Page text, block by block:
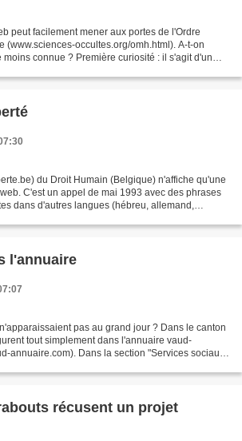
peut facilement mener aux portes de l'Ordre
(www.sciences-occultes.org/omh.html). A-t-on
connue ? Première curiosité : il s'agit d'un
du Droit Humain (Belgique) n'affiche qu'une
C'est un appel de mai 1993 avec des phrases
dans d'autres langues (hébreu, allemand,
l'annuaire
pas au grand jour ? Dans le canton
tout simplement dans l'annuaire vaud-
annuaire.com). Dans la section "Services sociaux
récusent un projet